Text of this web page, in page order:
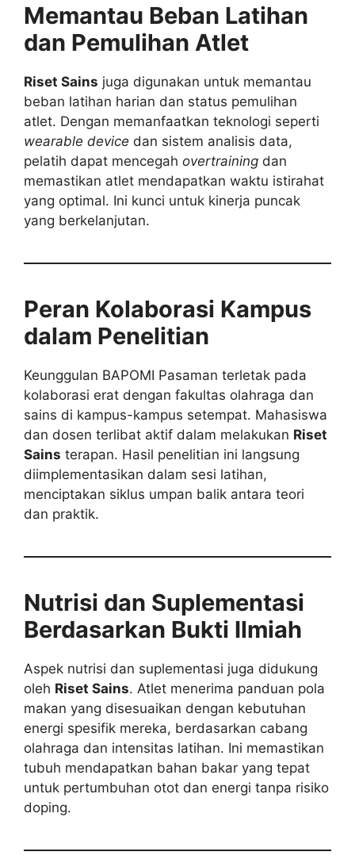
Memantau Beban Latihan
dan Pemulihan Atlet
Riset Sains juga digunakan untuk memantau
beban latihan harian dan status pemulihan
atlet. Dengan memanfaatkan teknologi seperti
wearable device dan sistem analisis data,
pelatih dapat mencegah overtraining dan
memastikan atlet mendapatkan waktu istirahat
yang optimal. Ini kunci untuk kinerja puncak
yang berkelanjutan.
Peran Kolaborasi Kampus
dalam Penelitian
Keunggulan BAPOMI Pasaman terletak pada
kolaborasi erat dengan fakultas olahraga dan
sains di kampus-kampus setempat. Mahasiswa
dan dosen terlibat aktif dalam melakukan Riset
Sains terapan. Hasil penelitian ini langsung
diimplementasikan dalam sesi latihan,
menciptakan siklus umpan balik antara teori
dan praktik.
Nutrisi dan Suplementasi
Berdasarkan Bukti Ilmiah
Aspek nutrisi dan suplementasi juga didukung
oleh Riset Sains. Atlet menerima panduan pola
makan yang disesuaikan dengan kebutuhan
energi spesifik mereka, berdasarkan cabang
olahraga dan intensitas latihan. Ini memastikan
tubuh mendapatkan bahan bakar yang tepat
untuk pertumbuhan otot dan energi tanpa risiko
doping.